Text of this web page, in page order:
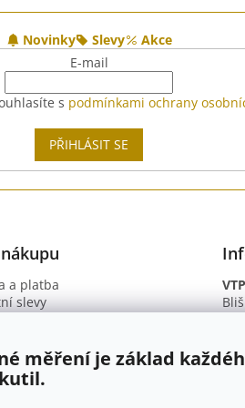
měření je základ
Novinky Slevy
Akce
E-mail
s podmínkami ochrany
PŘIHLÁSIT SE
a platba
slevy
ochrany osobních údajů
B.